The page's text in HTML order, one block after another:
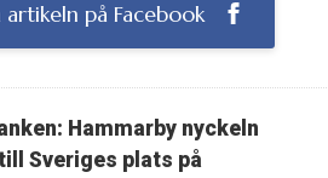
artikeln på Facebook
Hammarby nyckeln
Sveriges plats på